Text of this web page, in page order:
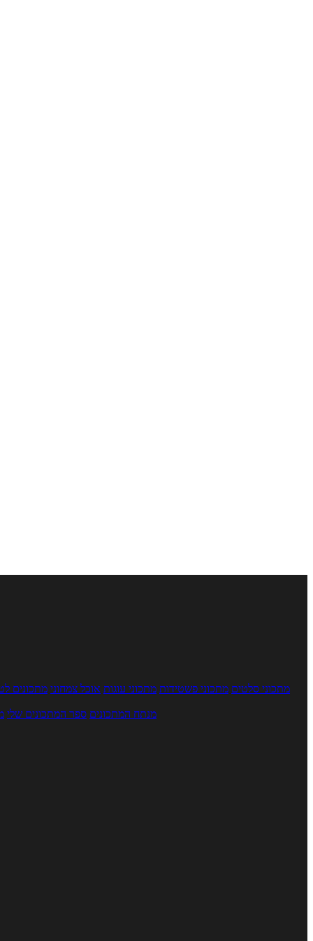
מתכוני סלטים מתכוני פשטידות מתכוני עוגות אוכל צמחוני מתכונים
מנתח המתכונים ספר המתכונים שלי